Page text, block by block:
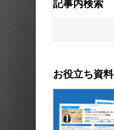
記事内検索
お役立ち資料